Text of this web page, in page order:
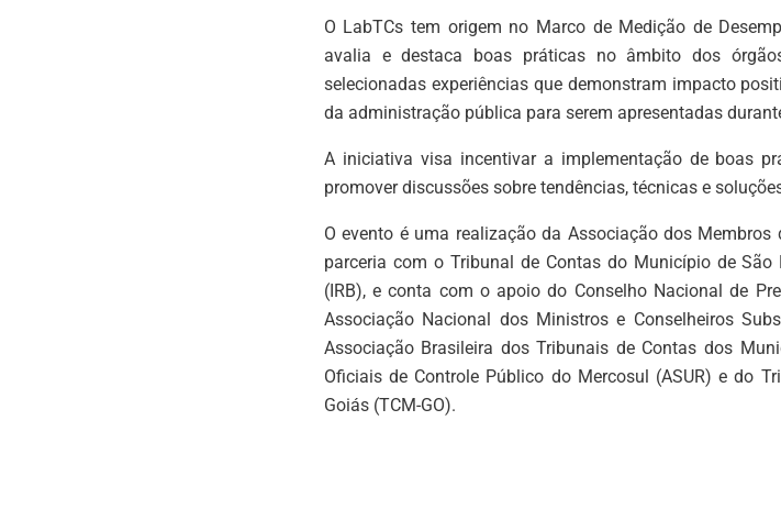
O LabTCs tem origem no Marco de Medição de
avalia e destaca boas práticas no âmbito dos
selecionadas experiências que demonstram impacto
da administração pública para serem apresentadas
A iniciativa visa incentivar a implementação de boas
promover discussões sobre tendências, técnicas e
O evento é uma realização da Associação dos
parceria com o Tribunal de Contas do Município de
(IRB), e conta com o apoio do Conselho Nacional de
Associação Nacional dos Ministros e Conselheiros
Associação Brasileira dos Tribunais de Contas dos
Oficiais de Controle Público do Mercosul (ASUR) e do
Goiás (TCM-GO).